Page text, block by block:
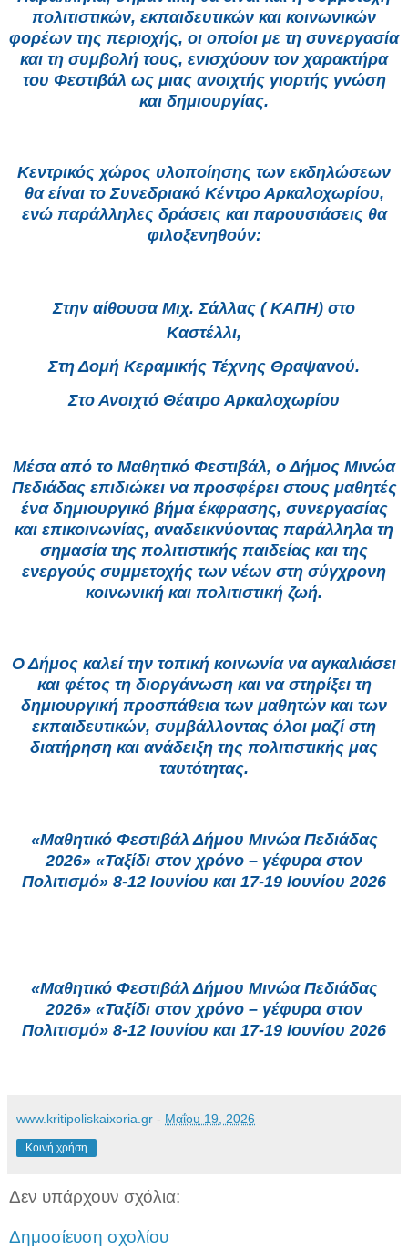
πολιτιστικών, εκπαιδευτικών και κοινωνικών
φορέων της περιοχής, οι οποίοι με τη συνεργασία
και τη συμβολή τους, ενισχύουν τον χαρακτήρα
του Φεστιβάλ ως μιας ανοιχτής γιορτής γνώση
και δημιουργίας.
Κεντρικός χώρος υλοποίησης των εκδηλώσεων
θα είναι το Συνεδριακό Κέντρο Αρκαλοχωρίου,
ενώ παράλληλες δράσεις και παρουσιάσεις θα
φιλοξενηθούν:
Στην αίθουσα Μιχ. Σάλλας ( ΚΑΠΗ) στο
Καστέλλι,
Στη Δομή Κεραμικής Τέχνης Θραψανού.
Στο Ανοιχτό Θέατρο Αρκαλοχωρίου
Μέσα από το Μαθητικό Φεστιβάλ, ο Δήμος Μινώα
Πεδιάδας επιδιώκει να προσφέρει στους μαθητές
ένα δημιουργικό βήμα έκφρασης, συνεργασίας
και επικοινωνίας, αναδεικνύοντας παράλληλα τη
σημασία της πολιτιστικής παιδείας και της
ενεργούς συμμετοχής των νέων στη σύγχρονη
κοινωνική και πολιτιστική ζωή.
Ο Δήμος καλεί την τοπική κοινωνία να αγκαλιάσει
και φέτος τη διοργάνωση και να στηρίξει τη
δημιουργική προσπάθεια των μαθητών και των
εκπαιδευτικών, συμβάλλοντας όλοι μαζί στη
διατήρηση και ανάδειξη της πολιτιστικής μας
ταυτότητας.
«Μαθητικό Φεστιβάλ Δήμου Μινώα Πεδιάδας
2026» «Ταξίδι στον χρόνο – γέφυρα στον
Πολιτισμό» 8-12 Ιουνίου και 17-19 Ιουνίου 2026
«Μαθητικό Φεστιβάλ Δήμου Μινώα Πεδιάδας
2026» «Ταξίδι στον χρόνο – γέφυρα στον
Πολιτισμό» 8-12 Ιουνίου και 17-19 Ιουνίου 2026
www.kritipoliskaixoria.gr - Μαΐου 19, 2026
Κοινή χρήση
Δεν υπάρχουν σχόλια:
Δημοσίευση σχολίου